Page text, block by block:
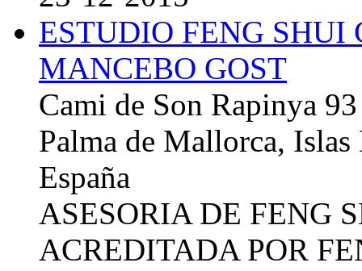
ESTUDIO FENG
MANCEBO GOST
Cami de Son Rapinya 93
Palma de Mallorca, Islas
España
ASESORIA DE FENG
ACREDITADA POR